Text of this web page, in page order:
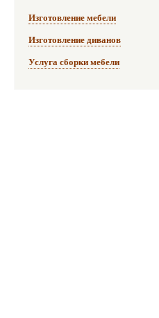
Изготовление мебели
Изготовление диванов
Услуга сборки мебели